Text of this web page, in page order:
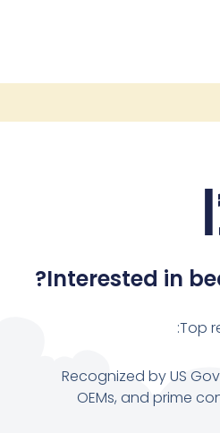
Interested in
Top
Recognized by US
OEMs, and prime